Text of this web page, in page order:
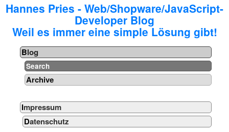
Hannes Pries - Web/Shopware/JavaScript-
Developer Blog
Weil es immer eine simple Lösung gibt!
Blog
Search
Archive
Impressum
Datenschutz